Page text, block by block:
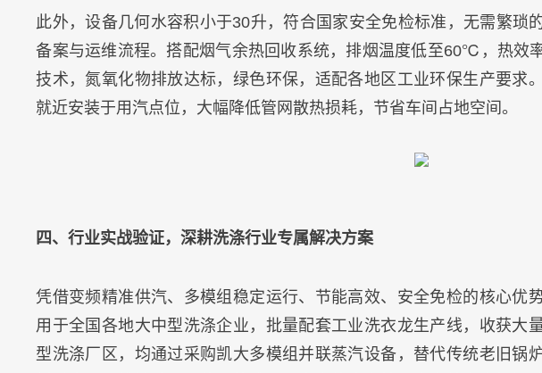
此外，设备几何水容积小于30升，符合国家安全免检标准，无需繁琐
备案与运维流程。搭配烟气余热回收系统，排烟温度低至60℃，热效
技术，氮氧化物排放达标，绿色环保，适配各地区工业环保生产要求
就近安装于用汽点位，大幅降低管网散热损耗，节省车间占地空间。
四、行业实战验证，深耕洗涤行业专属解决方案
凭借变频精准供汽、多模组稳定运行、节能高效、安全免检的核心优
用于全国各地大中型洗涤企业，批量配套工业洗衣龙生产线，收获大
型洗涤厂区，均通过采购凯大多模组并联蒸汽设备，替代传统老旧锅